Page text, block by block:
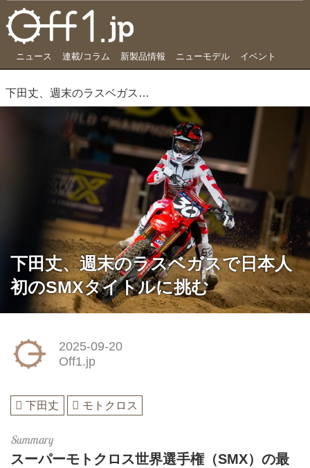
ニュース 連載/コラム 新製品情報 ニューモデル イベント
下田丈、週末のラスベガスで日本人初のSMXタイトルに挑む
下田丈、週末のラスベガスで日本人
初のSMXタイトルに挑む
2025-09-20
Off1.jp
下田丈 モトクロス
スーパーモトクロス世界選手権（SMX）の最